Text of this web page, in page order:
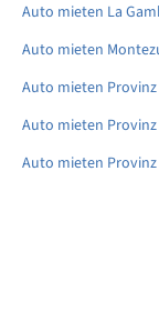
Auto mieten La
Auto mieten
Auto mieten
Auto mieten Provinz
Auto mieten Provinz